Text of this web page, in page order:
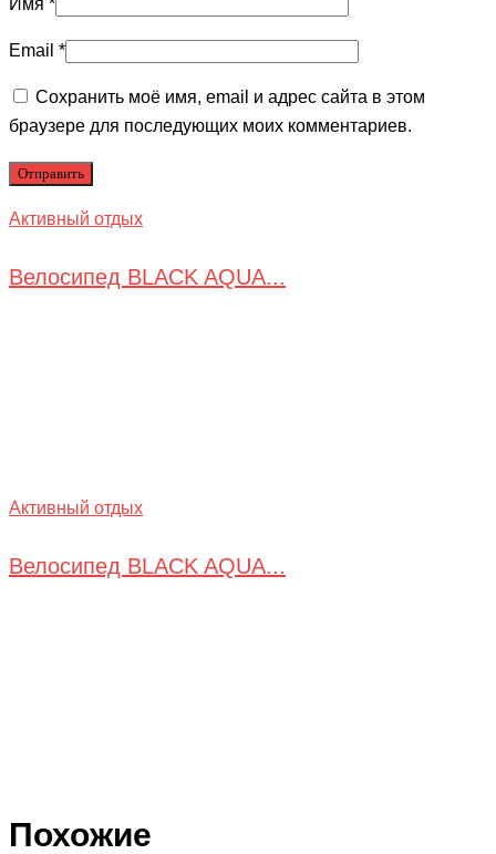
Имя *
Email *
Сохранить моё имя, email и адрес сайта в этом
браузере для последующих моих комментариев.
Активный отдых
Велосипед BLACK AQUA...
Активный отдых
Велосипед BLACK AQUA...
Похожие